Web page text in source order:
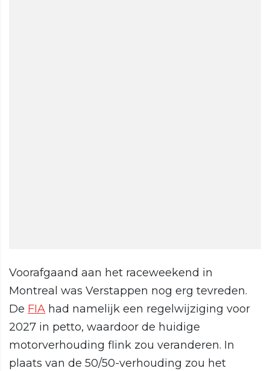
Voorafgaand aan het raceweekend in
Montreal was Verstappen nog erg tevreden.
De FIA had namelijk een regelwijziging voor
2027 in petto, waardoor de huidige
motorverhouding flink zou veranderen. In
plaats van de 50/50-verhouding zou het